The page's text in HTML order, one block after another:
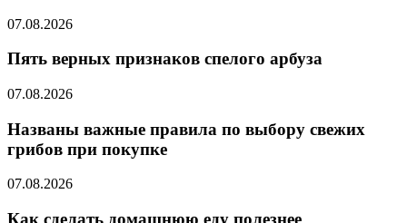
07.08.2026
Пять верных признаков спелого арбуза
07.08.2026
Названы важные правила по выбору свежих
грибов при покупке
07.08.2026
Как сделать домашнюю еду полезнее